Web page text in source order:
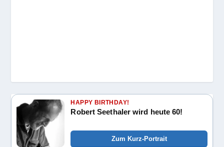
HAPPY BIRTHDAY!
Robert Seethaler wird heute 60!
Zum Kurz-Portrait